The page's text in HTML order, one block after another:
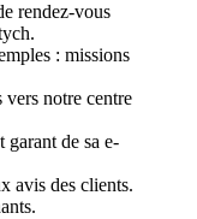
rendez-vous
: missions
notre centre
garant de sa e-
avis des clients.